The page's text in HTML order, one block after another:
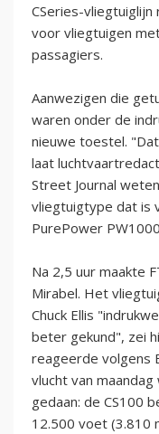
CSeries-
voor vliegtuigen
passagiers.
Aanwezigen die
waren onder de
nieuwe toestel.
laat
Street Journal
vliegtuigtype dat is
PurePower
Na 2,5 uur maakte
Mirabel. Het
Chuck Ellis
beter gekund", zei
reageerde volgens
vlucht van
gedaan: de CS100
12.500 voet (3.810